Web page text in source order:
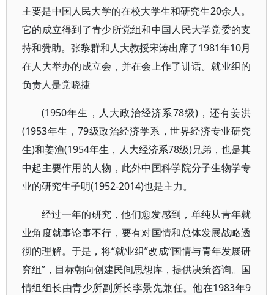
主要是中国人民大学的在校大学生和研究生20余人。
它的成立得到了青少所党组和中国人民大学党委的支
持和赞助。张黎群和人大教授宋涛出席了1981年10月
在人大举办的成立会，并在会上作了讲话。就业组的
负责人是党晓捷
(1950年生，人大政治经济系78级)，还有姜洪
(1953年生，79级政治经济学系，世界经济专业研究
生)和姜渔(1954年生，人大经济系78级)兄弟，也是其
中起主要作用的人物，此外中国科学院分子生物学专
业的研究生子明(1952-2014)也是主力。
经过一年的研究，他们愈发感到，单纯从青年就
业角度就事论事不行，要有对国情和总体发展战略透
彻的理解。于是，将“就业组”改成“国情与青年发展研
究组”，目标朝向创建民间思想库，提供决策咨询。国
情组组长由青少所副所长李景先兼任。他在1983年9